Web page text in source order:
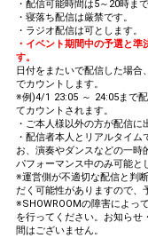
・配信可能時間は5～20時ま
・寝落ち配信は厳禁です。
・ラジオ配信は可とします。
・イベント期間中の予選と
す。
日付をまたいで配信した場
でカウントします。
※例)4/1 23:05 ～ 24:05まで
てカウントされます。
・ご本人様以外の方が配信に
・配信者本人とリアルタイ
お、演奏やダンスなどの一時
パフォーマンス中のみ可能と
※運営側が不適切な配信と判
だく可能性がありますので、
※SHOWROOMの障害によっ
を行ってください。お知らせ
間はございません。